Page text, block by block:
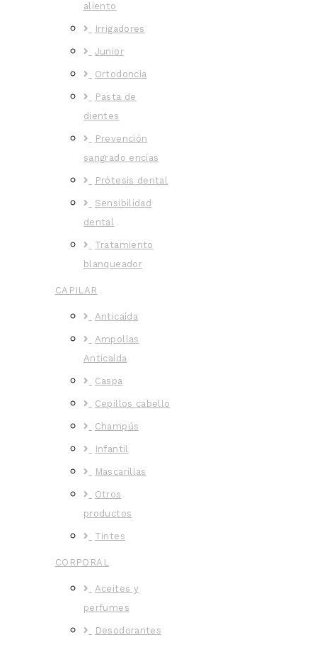
aliento
Irrigadores
Junior
Ortodoncia
Pasta de
dientes
Prevención
sangrado encías
Prótesis dental
Sensibilidad
dental
Tratamiento
blanqueador
CAPILAR
Anticaída
Ampollas
Anticaída
Caspa
Cepillos cabello
Champús
Infantil
Mascarillas
Otros
productos
Tintes
CORPORAL
Aceites y
perfumes
Desodorantes